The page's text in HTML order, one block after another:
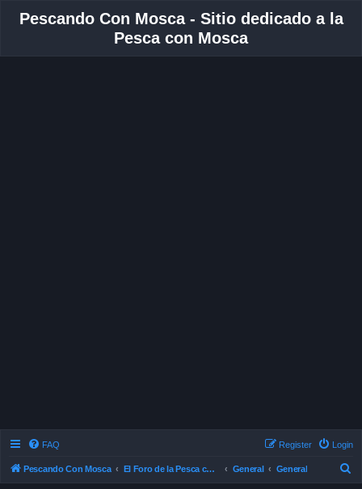
Pescando Con Mosca - Sitio dedicado a la
Pesca con Mosca
FAQ Login
Register
Pescando Con Mosca El Foro de la Pesca con Mosca en Chile General General